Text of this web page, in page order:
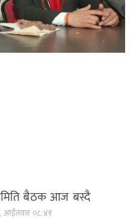
बैठक आज बस्दै
आईतवार ०८:४१